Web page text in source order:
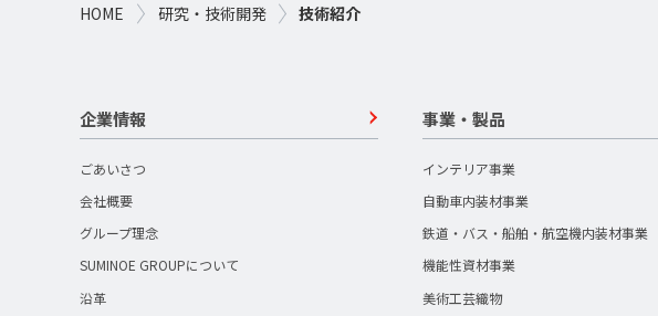
HOME 研究・技術開発 技術紹介
企業情報
ごあいさつ
会社概要
グループ理念
SUMINOE GROUPについて
沿革
事業・製品
インテリア事業
自動車内装材事業
鉄道・バス・船舶・航空機内装材事業
機能性資材事業
美術工芸織物